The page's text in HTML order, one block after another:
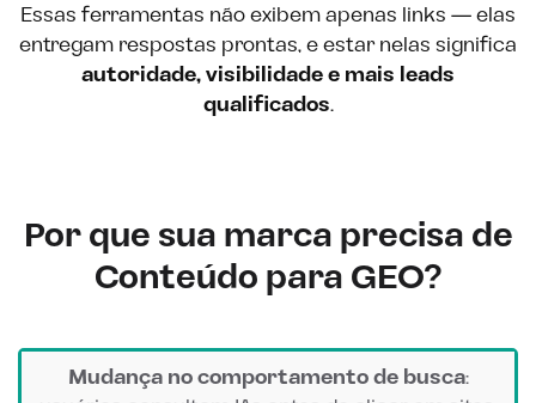
Essas ferramentas não exibem apenas links — elas
entregam respostas prontas, e estar nelas significa
autoridade, visibilidade e mais leads
qualificados.
Por que sua marca precisa de
Conteúdo para GEO?
Mudança no comportamento de busca: